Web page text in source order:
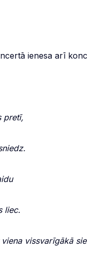
ienesa arī
pretī,
liec.
vissvarīgākā